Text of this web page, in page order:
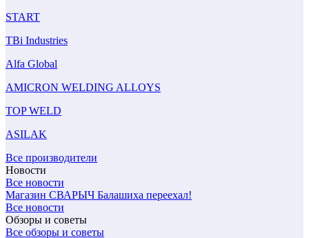
START
TBi Industries
Alfa Global
AMICRON WELDING ALLOYS
TOP WELD
ASILAK
Все производители
Новости
Все новости
Магазин СВАРЫЧ Балашиха переехал!
Все новости
Обзоры и советы
Все обзоры и советы